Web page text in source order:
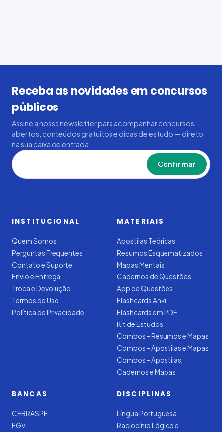
Receba as novidades em concursos
públicos
Assine a nossa newsletter para acompanhar concursos
abertos, conteúdos gratuitos e dicas de estudo — direto
na sua caixa de entrada.
Confirmar
INSTITUCIONAL
Quem Somos
Perguntas Frequentes
Contato e Suporte
Envio e Entrega
Troca e Devolução
Termos de Uso
Política de Privacidade
MATERIAIS
Apostilas Teóricas
Resumos Esquematizados
Mapas Mentais
Cadernos de Questões
App de Questões
Flashcards Anki
Flashcards em PDF
Kit de Estudos
Combos - Resumos e Mapas
Combos - Apostilas e Mapas
Combos - Apostilas,
Cadernos e Mapas
BANCAS
CEBRASPE
FGV
DISCIPLINAS
Língua Portuguesa
Raciocínio Lógico e